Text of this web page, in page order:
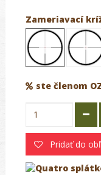
Zameriavací
ste členom
Pridať do